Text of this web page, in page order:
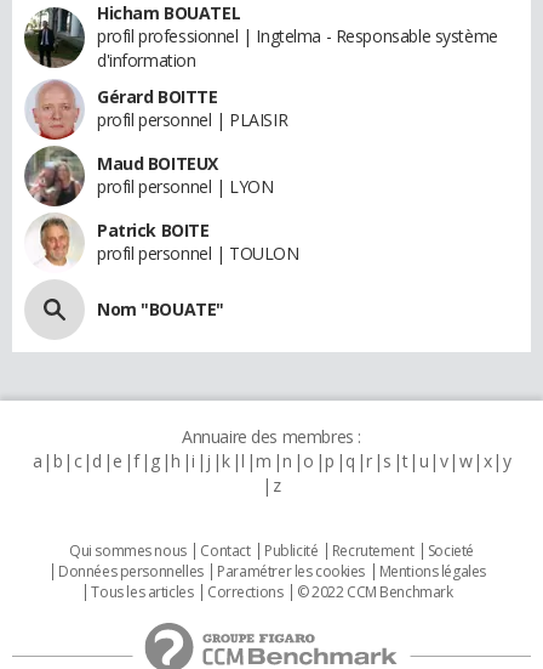
Hicham BOUATEL
profil professionnel | Ingtelma - Responsable système
d'information
Gérard BOITTE
profil personnel | PLAISIR
Maud BOITEUX
profil personnel | LYON
Patrick BOITE
profil personnel | TOULON
Nom "BOUATE"
Annuaire des membres :
a b c d e f g h i j k l m n o p q r s t u v w x y
z
Qui sommes nous Contact Publicité Recrutement
Societé
Données personnelles
Paramétrer les cookies
Mentions légales
Tous les articles
Corrections © 2022 CCM Benchmark